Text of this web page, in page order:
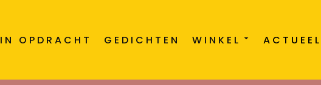
IN OPDRACHT GEDICHTEN WINKEL ACTUEEL